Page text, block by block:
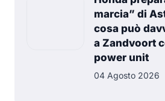
marcia” di
cosa può
a Zandvoort
power unit
04 Agosto 2026